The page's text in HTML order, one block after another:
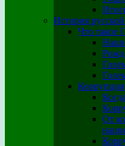
История
Что такое
Наши
От